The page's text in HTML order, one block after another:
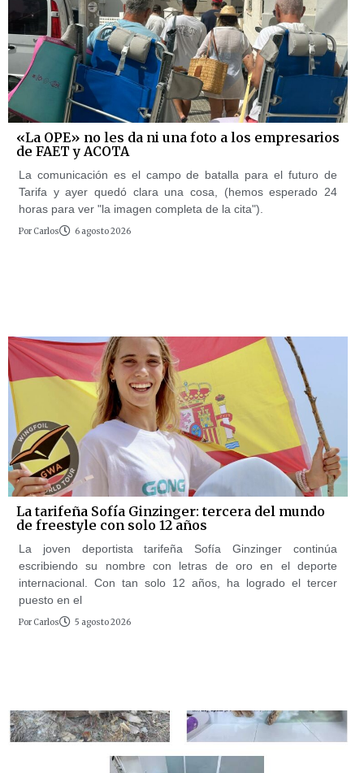
«La OPE» no les da ni una foto a los empresarios
de FAET y ACOTA
La comunicación es el campo de batalla para el futuro de
Tarifa y ayer quedó clara una cosa, (hemos esperado 24
horas para ver "la imagen completa de la cita").
Por Carlos 6 agosto 2026
La tarifeña Sofía Ginzinger: tercera del mundo
de freestyle con solo 12 años
La joven deportista tarifeña Sofía Ginzinger continúa
escribiendo su nombre con letras de oro en el deporte
internacional. Con tan solo 12 años, ha logrado el tercer
puesto en el
Por Carlos 5 agosto 2026